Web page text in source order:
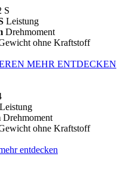
S
Leistung
Drehmoment
ohne Kraftstoff
MEHR ENTDECKEN
Leistung
Drehmoment
ohne Kraftstoff
entdecken